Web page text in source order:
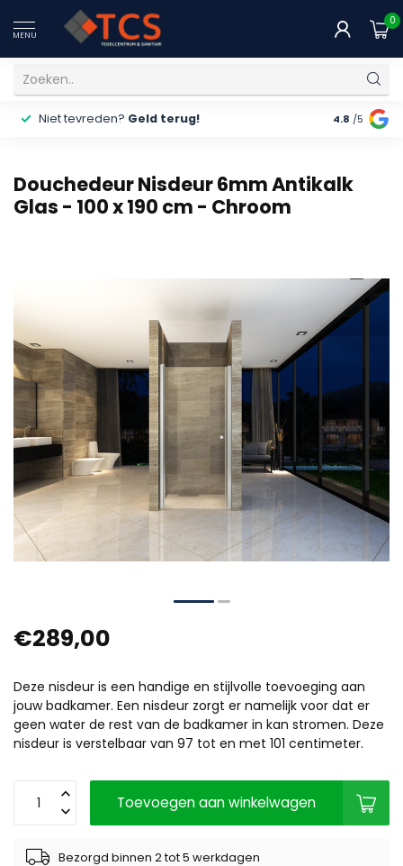
MENU
0
Niet tevreden? Geld terug! Gratis
4.8 /5
Douchedeur Nisdeur 6mm Antikalk
Glas - 100 x 190 cm - Chroom
€289,00
Deze nisdeur is een handige en stijlvolle toevoeging aan
jouw badkamer. Een nisdeur zorgt er namelijk voor dat er
geen water de rest van de badkamer in kan stromen. Deze
nisdeur is verstelbaar van 97 tot en met 101 centimeter.
Toevoegen aan winkelwagen
Bezorgd binnen 2 tot 5 werkdagen